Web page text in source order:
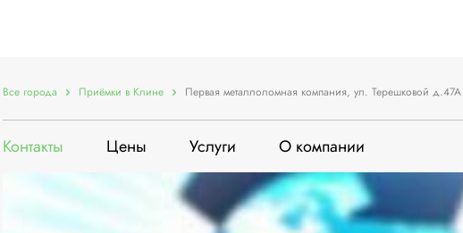
Все города Приёмки в Клине Первая металлоломная компания, ул. Терешковой д.47А
Контакты Цены Услуги О компании